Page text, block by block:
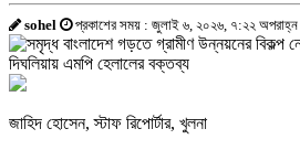
sohel প্রকাশের সময় : জুলাই ৬, ২০২৬, ৭:২২
জাহিদ হোসেন, স্টাফ রিপোর্টার, খুলনা